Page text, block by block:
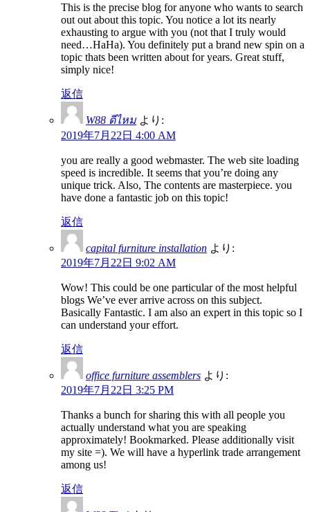
This is the precise blog for anyone who wants to search
out out about this topic. You notice a lot its nearly
exhausting to argue with you (not that I truly would
need…HaHa). You definitely put a brand new spin on a
topic thats been written about for years. Great stuff,
simply nice!
返信
W88 ดีไหม より:
2019年7月22日 4:00 AM
you are really a good webmaster. The web site loading
speed is incredible. It seems that you’re doing any
unique trick. Also, The contents are masterpiece. you
have done a fantastic job on this topic!
返信
capital furniture installation より:
2019年7月22日 9:02 AM
Wow! This could be one particular of the most helpful
blogs We’ve ever arrive across on this subject.
Basically Fantastic. I am also an expert in this topic so I
can understand your effort.
返信
office furniture assemblers より:
2019年7月22日 3:25 PM
Thanks a bunch for sharing this with all people you
actually understand what you are speaking
approximately! Bookmarked. Please additionally visit
my site =). We will have a hyperlink trade arrangement
among us!
返信